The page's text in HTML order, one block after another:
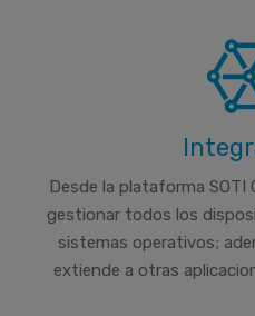
Desde la plataforma SOTI
gestionar todos los
sistemas operativos;
extiende a otras